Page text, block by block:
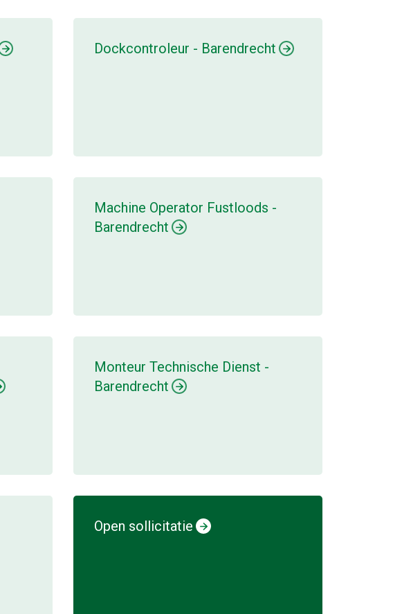
Dockcontroleur - Barendrecht
Machine Operator Fustloods -
Barendrecht
Monteur Technische Dienst -
Barendrecht
Open sollicitatie